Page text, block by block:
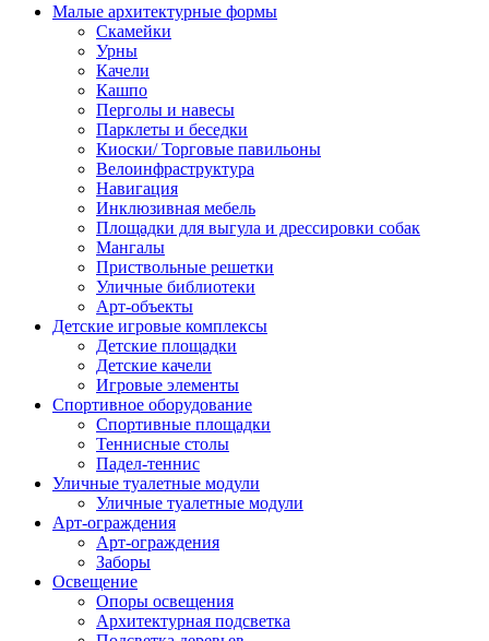
Малые архитектурные формы
Скамейки
Урны
Качели
Кашпо
Перголы и навесы
Парклеты и беседки
Киоски/ Торговые павильоны
Велоинфраструктура
Навигация
Инклюзивная мебель
Площадки для выгула и дрессировки собак
Мангалы
Приствольные решетки
Уличные библиотеки
Арт-объекты
Детские игровые комплексы
Детские площадки
Детские качели
Игровые элементы
Спортивное оборудование
Спортивные площадки
Теннисные столы
Падел-теннис
Уличные туалетные модули
Уличные туалетные модули
Арт-ограждения
Арт-ограждения
Заборы
Освещение
Опоры освещения
Архитектурная подсветка